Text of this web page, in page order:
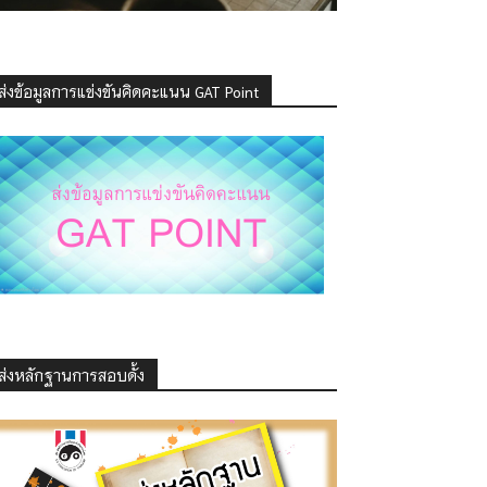
งข้อมูลการแข่งขันคิดคะแนน GAT Point
งหลักฐานการสอบดั้ง